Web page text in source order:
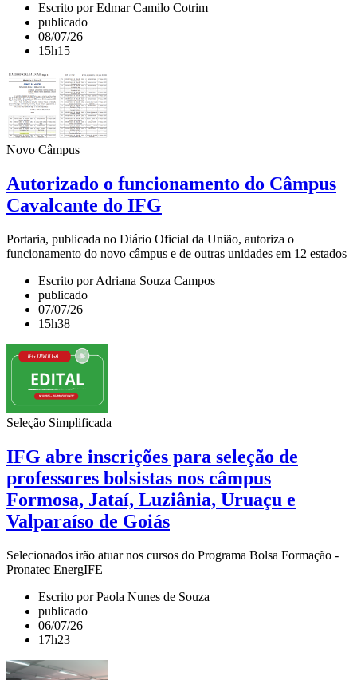
Escrito por Edmar Camilo Cotrim
publicado
08/07/26
15h15
Novo Câmpus
Autorizado o funcionamento do Câmpus
Cavalcante do IFG
Portaria, publicada no Diário Oficial da União, autoriza o
funcionamento do novo câmpus e de outras unidades em 12 estados
Escrito por Adriana Souza Campos
publicado
07/07/26
15h38
Seleção Simplificada
IFG abre inscrições para seleção de
professores bolsistas nos câmpus
Formosa, Jataí, Luziânia, Uruaçu e
Valparaíso de Goiás
Selecionados irão atuar nos cursos do Programa Bolsa Formação -
Pronatec EnergIFE
Escrito por Paola Nunes de Souza
publicado
06/07/26
17h23